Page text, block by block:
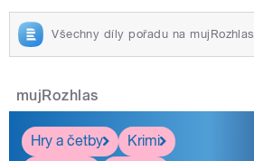
Všechny díly pořadu na mujRozhlas
mujRozhlas
Hry a četby
Krimi